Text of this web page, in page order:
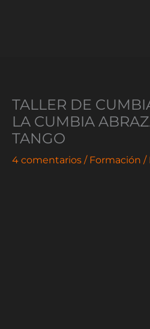
TALLER DE
LA CUMBIA
TANGO
4 comentarios / Formación /